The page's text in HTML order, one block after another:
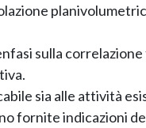
sulla correlazione
sia alle attività
fornite indicazioni